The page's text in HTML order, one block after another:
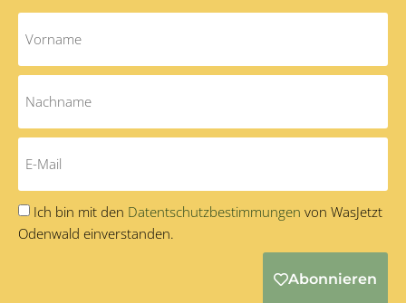
Ich bin mit den Datentschutzbestimmungen von WasJetzt
Odenwald einverstanden.
Abonnieren